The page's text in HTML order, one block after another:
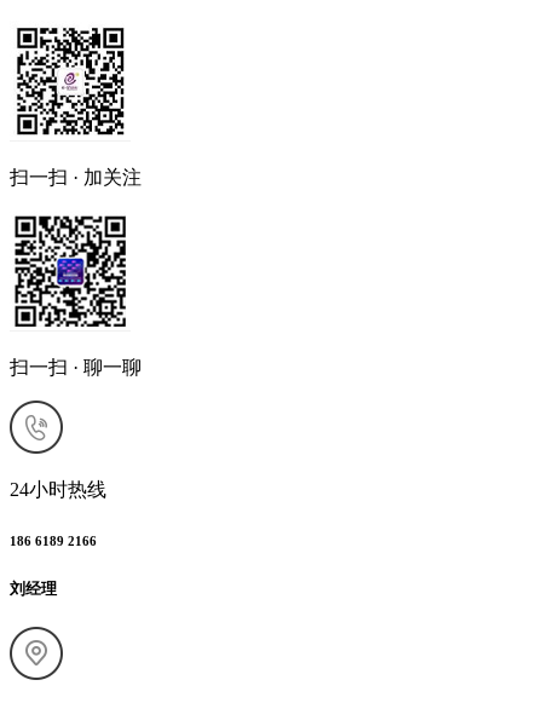
扫一扫 · 加关注
扫一扫 · 聊一聊
24小时热线
186 6189 2166
刘经理